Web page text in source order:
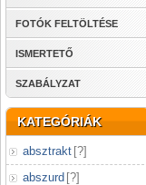
FOTÓK FELTÖLTÉSE
ISMERTETŐ
SZABÁLYZAT
KATEGÓRIÁK
absztrakt [?]
abszurd [?]